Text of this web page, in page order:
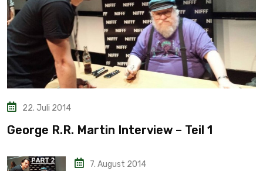
22. Juli 2014
George R.R. Martin Interview – Teil 1
7. August 2014